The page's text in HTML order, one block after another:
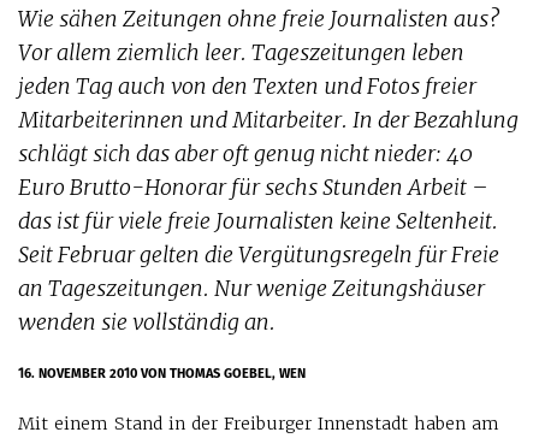
Wie sähen Zeitungen ohne freie Journalisten aus?
Vor allem ziemlich leer. Tageszeitungen leben
jeden Tag auch von den Texten und Fotos freier
Mitarbeiterinnen und Mitarbeiter. In der Bezahlung
schlägt sich das aber oft genug nicht nieder: 40
Euro Brutto-Honorar für sechs Stunden Arbeit –
das ist für viele freie Journalisten keine Seltenheit.
Seit Februar gelten die Vergütungsregeln für Freie
an Tageszeitungen. Nur wenige Zeitungshäuser
wenden sie vollständig an.
16. NOVEMBER 2010VON THOMAS GOEBEL, WEN
Mit einem Stand in der Freiburger Innenstadt haben am